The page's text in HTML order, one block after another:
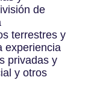
de
terrestres y
experiencia
privadas y
y otros